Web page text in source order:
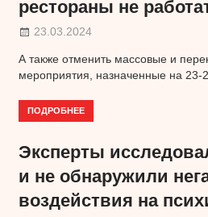
рестораны не
23.03.2024
А также отменить массовые и
мероприятия, назначенные на 23-
ПОДРОБНЕЕ
Эксперты
и не обнаружили
воздействия на